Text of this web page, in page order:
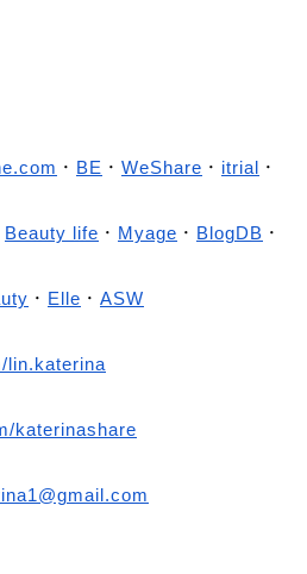
． BE ． WeShare ． itrial ．
Beauty life ． Myage ． BlogDB ．
． Elle ． ASW
lin.katerina
katerinashare